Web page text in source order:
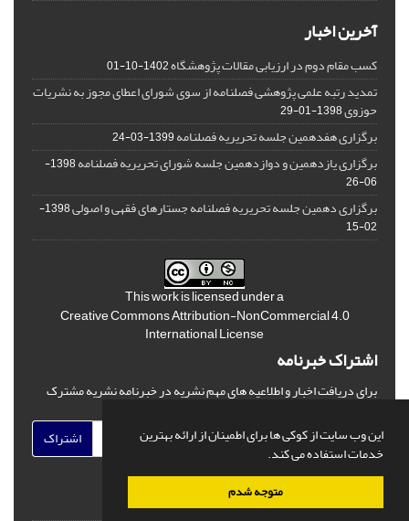
این وب سایت از کوکی ها برای اطمینان از ارائه بهترین
خدمات استفاده می کند.
متوجه شدم
آخرین اخبار
کسب مقام دوم در ارزیابی مقالات پژوهشگاه1402-10-01
تمدید رتبه علمی پژوهشی فصلنامه از سوی شورای اعطای مجوز به نشریات
حوزوی1398-01-29
برگزاری هفدهمین جلسه تحریریه فصلنامه1399-03-24
برگزاری یازدهمین و دوازدهمین جلسه شورای تحریریه فصلنامه
1398-
06-26
برگزاری دهمین جلسه تحریریه فصلنامه جستارهای فقهی و اصولی
1398-
02-15
This work is licensed under a
Creative Commons Attribution-NonCommercial 4.0
International License
اشتراک خبرنامه
برای دریافت اخبار و اطلاعیه های مهم نشریه در خبرنامه نشریه مشترک
اشتراک